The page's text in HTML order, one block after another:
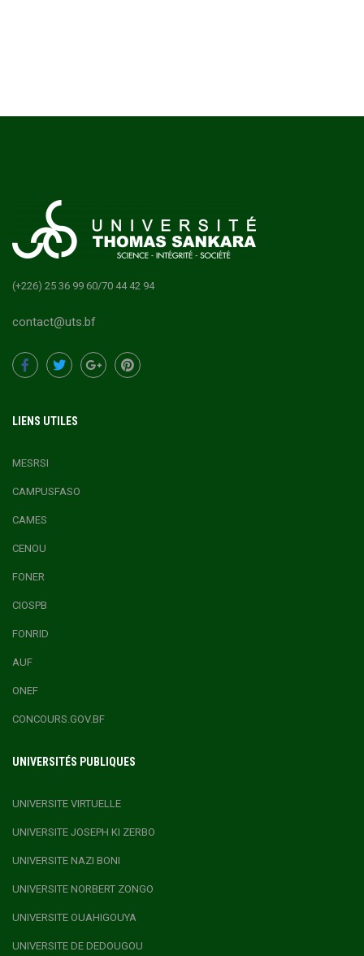
(+226) 25 36 99 60/70 44 42 94
contact@uts.bf
LIENS UTILES
MESRSI
CAMPUSFASO
CAMES
CENOU
FONER
CIOSPB
FONRID
AUF
ONEF
CONCOURS.GOV.BF
UNIVERSITÉS PUBLIQUES
UNIVERSITE VIRTUELLE
UNIVERSITE JOSEPH KI ZERBO
UNIVERSITE NAZI BONI
UNIVERSITE NORBERT ZONGO
UNIVERSITE OUAHIGOUYA
UNIVERSITE DE DEDOUGOU